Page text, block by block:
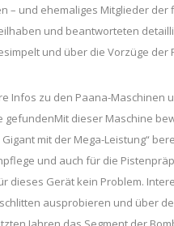
– und ehemaliges Mitglieder
und beantworteten
und über die Vorzüge der
Infos zu den Paana-Maschinen
gefundenMit dieser Maschine
mit der Mega-Leistung“
und auch für die
dieses Gerät kein Problem.
ausprobieren und über